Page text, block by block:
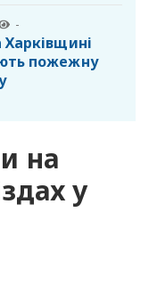
-
Харківщині
пожежну
на
у